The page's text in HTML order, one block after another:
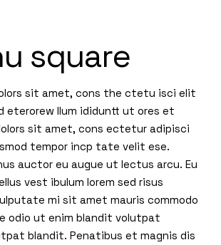
square
sit amet, cons the ctetu isci elit
eterorew llum ididuntt ut ores et
sit amet, cons ectetur adipisci
tempor incp tate velit ese.
auctor eu augue ut lectus arcu. Eu
vest ibulum lorem sed risus
mi sit amet mauris commodo
odio ut enim blandit volutpat
blandit. Penatibus et magnis dis